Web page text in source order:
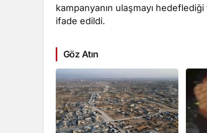
kampanyanın ulaşmayı hedeflediği
ifade edildi.
Göz Atın